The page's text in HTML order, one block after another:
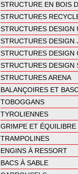
STRUCTURE EN BOIS
STRUCTURES
STRUCTURES DESIGN
STRUCTURES DESIGN
STRUCTURES DESIGN
STRUCTURES DESIGN
STRUCTURES ARENA
BALANÇOIRES ET
TOBOGGANS
TYROLIENNES
GRIMPE ET ÉQUILIBRE
TRAMPOLINES
ENGINS À RESSORT
BACS À SABLE